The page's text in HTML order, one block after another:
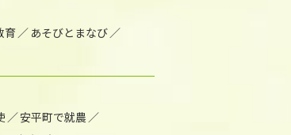
育
あそびとまなび
安平町で就農